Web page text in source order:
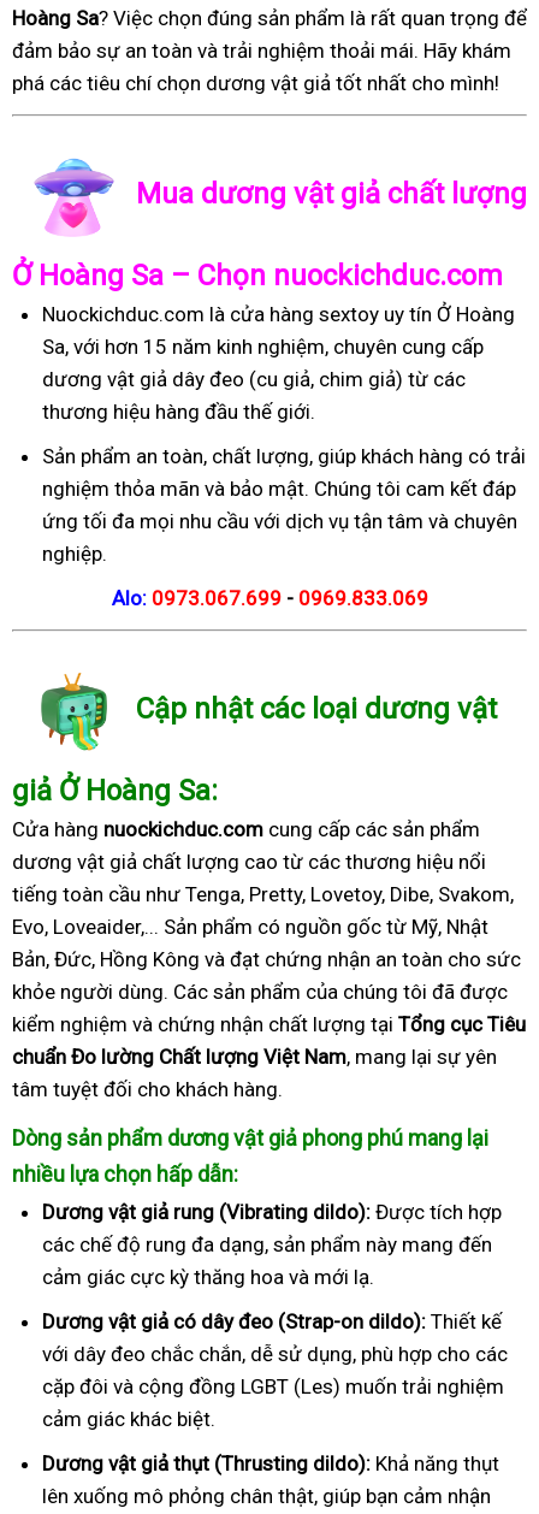
Hoàng Sa? Việc chọn đúng sản phẩm là rất quan trọng để
đảm bảo sự an toàn và trải nghiệm thoải mái. Hãy khám
phá các tiêu chí chọn dương vật giả tốt nhất cho mình!
Mua dương vật giả chất lượng
Ở Hoàng Sa – Chọn nuockichduc.com
Nuockichduc.com là cửa hàng sextoy uy tín Ở Hoàng
Sa, với hơn 15 năm kinh nghiệm, chuyên cung cấp
dương vật giả dây đeo (cu giả, chim giả) từ các
thương hiệu hàng đầu thế giới.
Sản phẩm an toàn, chất lượng, giúp khách hàng có trải
nghiệm thỏa mãn và bảo mật. Chúng tôi cam kết đáp
ứng tối đa mọi nhu cầu với dịch vụ tận tâm và chuyên
nghiệp.
Alo:0973.067.699 - 0969.833.069
Cập nhật các loại dương vật
giả Ở Hoàng Sa:
Cửa hàng nuockichduc.com cung cấp các sản phẩm
dương vật giả chất lượng cao từ các thương hiệu nổi
tiếng toàn cầu như Tenga, Pretty, Lovetoy, Dibe, Svakom,
Evo, Loveaider,... Sản phẩm có nguồn gốc từ Mỹ, Nhật
Bản, Đức, Hồng Kông và đạt chứng nhận an toàn cho sức
khỏe người dùng. Các sản phẩm của chúng tôi đã được
kiểm nghiệm và chứng nhận chất lượng tại Tổng cục Tiêu
chuẩn Đo lường Chất lượng Việt Nam, mang lại sự yên
tâm tuyệt đối cho khách hàng.
Dòng sản phẩm dương vật giả phong phú mang lại
nhiều lựa chọn hấp dẫn:
Dương vật giả rung (Vibrating dildo): Được tích hợp
các chế độ rung đa dạng, sản phẩm này mang đến
cảm giác cực kỳ thăng hoa và mới lạ.
Dương vật giả có dây đeo (Strap-on dildo): Thiết kế
với dây đeo chắc chắn, dễ sử dụng, phù hợp cho các
cặp đôi và cộng đồng LGBT (Les) muốn trải nghiệm
cảm giác khác biệt.
Dương vật giả thụt (Thrusting dildo): Khả năng thụt
lên xuống mô phỏng chân thật, giúp bạn cảm nhận